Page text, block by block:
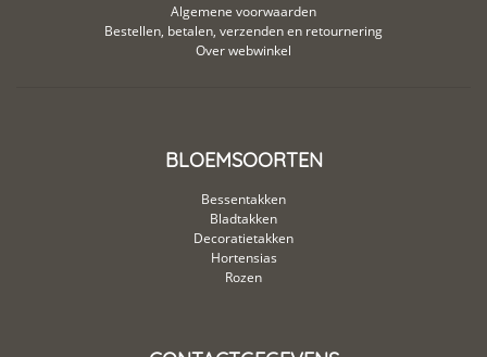
Algemene voorwaarden
Bestellen, betalen, verzenden en retournering
Over webwinkel
BLOEMSOORTEN
Bessentakken
Bladtakken
Decoratietakken
Hortensias
Rozen